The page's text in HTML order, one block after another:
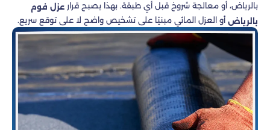
بالرياض، أو معالجة شروخ قبل أي طبقة. بهذا يصبح قرار عزل فوم
بالرياض أو العزل المائي مبنيًا على تشخيص واضح لا على توقع سريع.